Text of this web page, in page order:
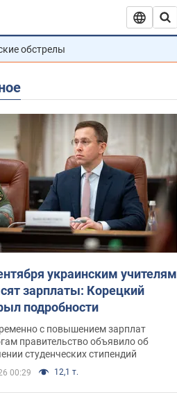
обстрелы
украинским учителям
зарплаты: Корецкий
подробности
с повышением зарплат
правительство объявило об
студенческих стипендий
00:29 12,1 т.